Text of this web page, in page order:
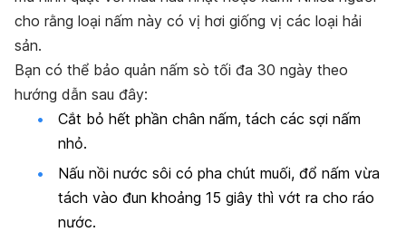
cho rằng loại nấm này có vị hơi giống vị các loại hải
sản.
Bạn có thể bảo quản nấm sò tối đa 30 ngày theo
hướng dẫn sau đây:
Cắt bỏ hết phần chân nấm, tách các sợi nấm
nhỏ.
Nấu nồi nước sôi có pha chút muối, đổ nấm vừa
tách vào đun khoảng 15 giây thì vớt ra cho ráo
nước.